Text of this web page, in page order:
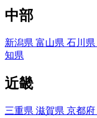
中部
新潟県 富山県 石川県
知県
近畿
三重県 滋賀県 京都府